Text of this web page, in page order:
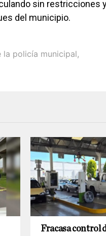
sin restricciones
del municipio.
la policía municipal,
Fracasa control